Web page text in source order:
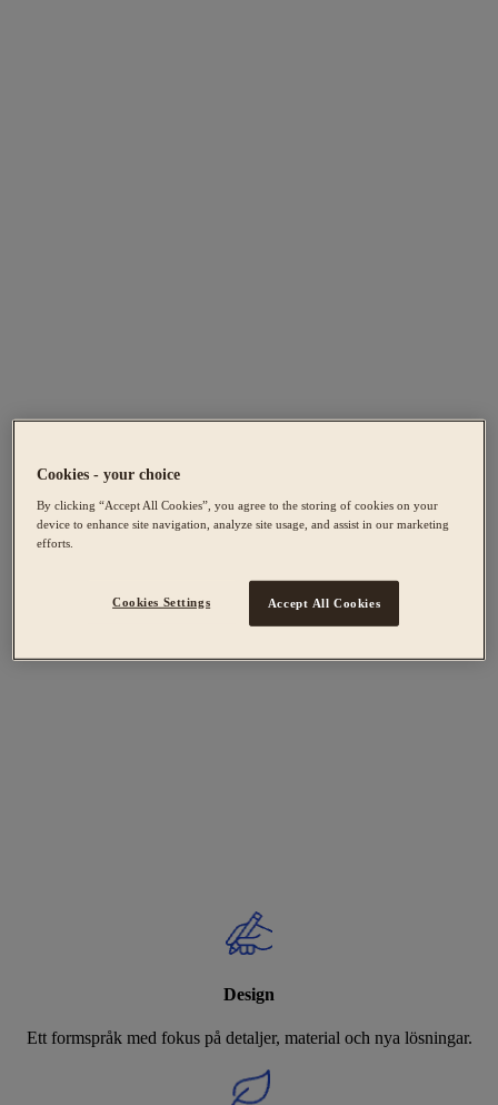
Design
Ett formspråk med fokus på detaljer, material och nya lösningar.
Cookies - your choice
By clicking “Accept All Cookies”, you agree to the storing of cookies on your
device to enhance site navigation, analyze site usage, and assist in our marketing
efforts.
Cookies Settings Accept All Cookies